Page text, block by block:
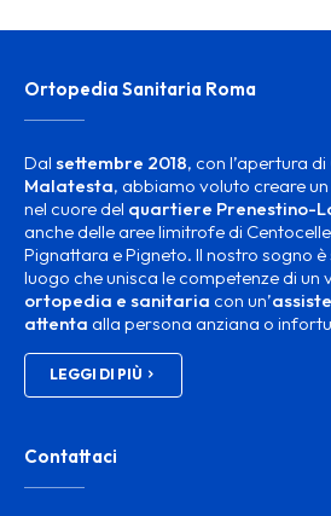
Ortopedia Sanitaria Roma
Dal settembre 2018, con l’apertura di
Malatesta, abbiamo voluto creare
nel cuore del quartiere Prenestino-
anche delle aree limitrofe di
Pignattara e Pigneto. Il nostro sogno
luogo che unisca le competenze di un
ortopedia e sanitaria con un’
attenta alla persona anziana o
LEGGI DI PIÙ
Contattaci